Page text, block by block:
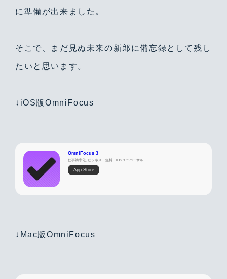
に準備が出来ました。
そこで、まだ見ぬ未来の新郎に備忘録として残し
たいと思います。
↓iOS版OmniFocus
OmniFocus 3
仕事効率化, ビジネス 無料 iOSユニバーサル
App Store
↓Mac版OmniFocus